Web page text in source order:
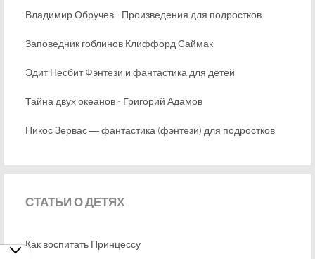
Владимир Обручев - Произведения для подростков
Заповедник гоблинов Клиффорд Саймак
Эдит Несбит Фэнтези и фантастика для детей
Тайна двух океанов - Григорий Адамов
Никос Зервас ― фантастика (фэнтези) для подростков
СТАТЬИО ДЕТЯХ
Как воспитать Принцессу